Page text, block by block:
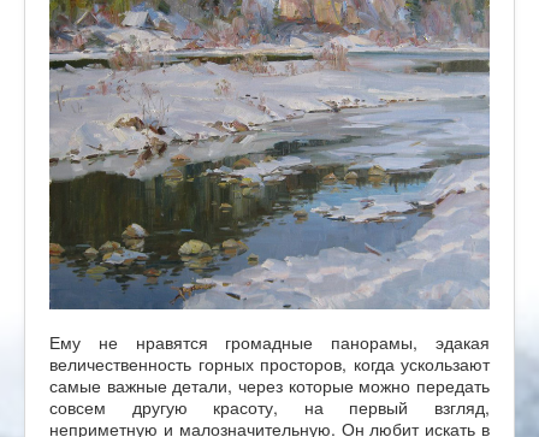
Ему не нравятся громадные панорамы, эдакая
величественность горных просторов, когда ускользают
самые важные детали, через которые можно передать
совсем другую красоту, на первый взгляд,
неприметную и малозначительную. Он любит искать в